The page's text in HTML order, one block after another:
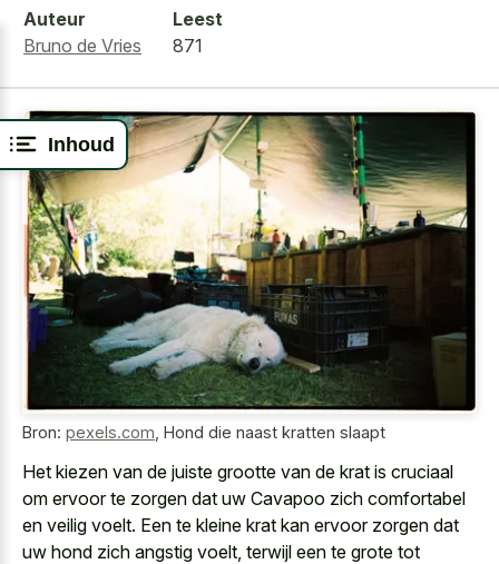
Inhoud
Auteur
Bruno de Vries
Leest
871
Bron: pexels.com Hond die naast kratten slaapt
Het kiezen van de juiste grootte van de krat is cruciaal
om ervoor te zorgen dat uw Cavapoo zich comfortabel
en veilig voelt. Een te kleine krat kan ervoor zorgen dat
uw hond zich angstig voelt , terwijl een te grote tot